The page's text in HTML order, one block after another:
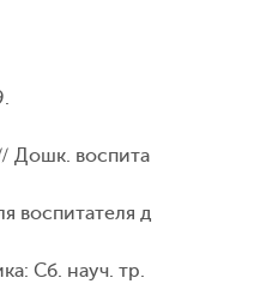
Дошк. воспита
воспитателя д
Сб. науч. тр.